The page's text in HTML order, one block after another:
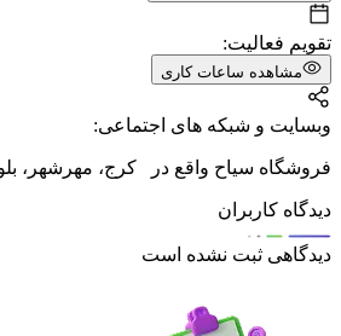
تقویم فعالیت:
مشاهده ساعات کاری
وبسایت و شبکه های اجتماعی:
فروشگاه سیاح واقع در کرج، مهرشهر،
دیدگاه کاربران
دیدگاهی ثبت نشده است